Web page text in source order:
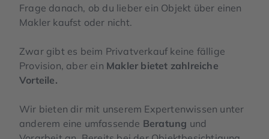
Frage danach, ob du lieber ein Objekt über einen
Makler kaufst oder nicht.
Zwar gibt es beim Privatverkauf keine fällige
Provision, aber ein Makler bietet zahlreiche
Vorteile.
Wir bieten dir mit unserem Expertenwissen unter
anderem eine umfassende Beratung und